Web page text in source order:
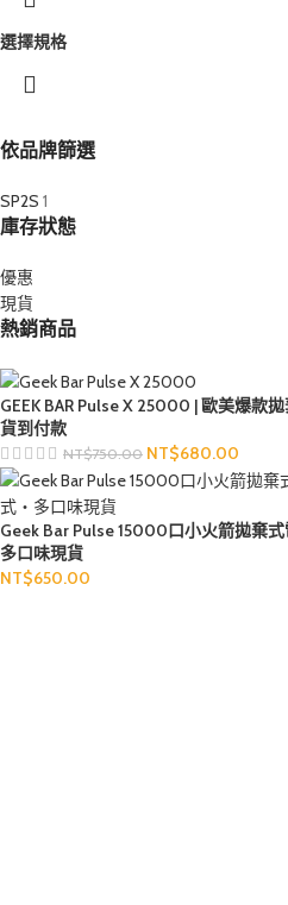
依品牌篩選
SP2S 1
庫存狀態
優惠
現貨
熱銷商品
GEEK BAR Pulse X 25000 | 歐美爆款
貨到付款
NT$750.00 NT$680.00
Geek Bar Pulse 15000口小火箭拋棄式
多口味現貨
NT$650.00
選擇規格